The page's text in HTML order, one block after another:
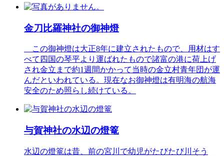
金刀比羅神社の御神燈
この御神燈は大正8年に建立されたもので、用材はす
べて四国の琴平より運ばれたもので諸富の港に荷上げ
され金立まで約1週間かかって当時の金立村青年団が運
んだといわれている。現在なお御神燈は有明海の航海
安全のため照らし続けている。
与賀神社の水辺の燈篭
水辺の燈篭は昔、前の宮川で幼児がたびたび川そう